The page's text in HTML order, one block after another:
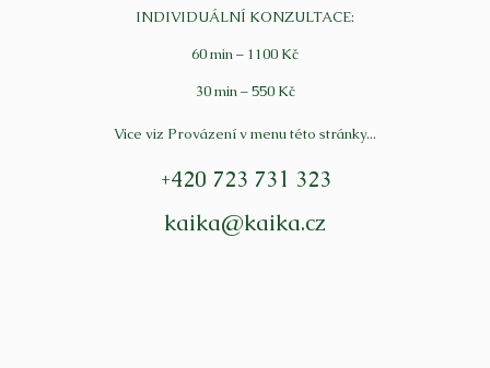
INDIVIDUÁLNÍ KONZULTACE:
60 min – 1100 Kč
30 min – 550 Kč
Vice viz Provázení v menu této stránky...
+420 723 731 323
kaika@kaika.cz